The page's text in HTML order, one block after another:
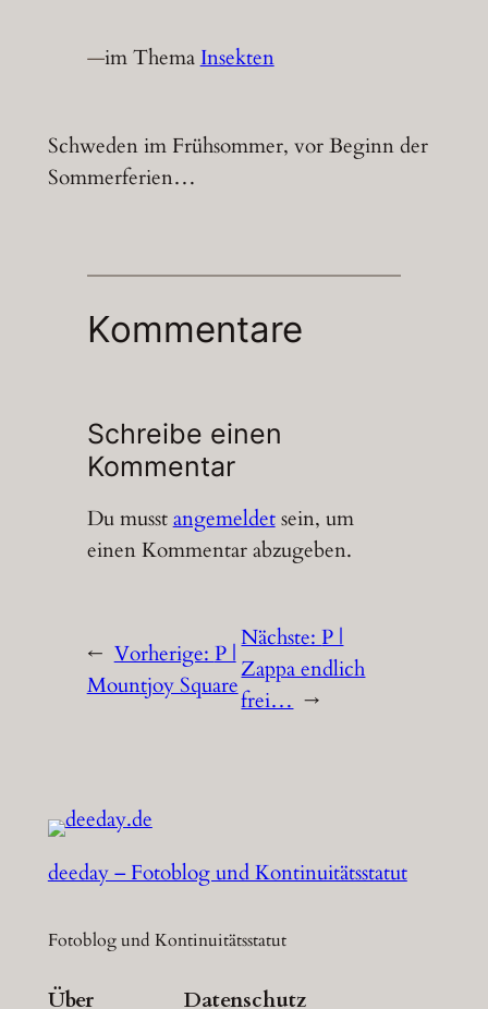
—im ThemaInsekten
Schweden im Frühsommer, vor Beginn der
Sommerferien…
Kommentare
Schreibe einen
Kommentar
Du musstangemeldetsein, um
einen Kommentar abzugeben.
← Vorherige: P |
Mountjoy Square
Nächste:P |
Zappa endlich
frei… →
deeday – Fotoblog und Kontinuitätsstatut
Fotoblog und Kontinuitätsstatut
Über Datenschutz